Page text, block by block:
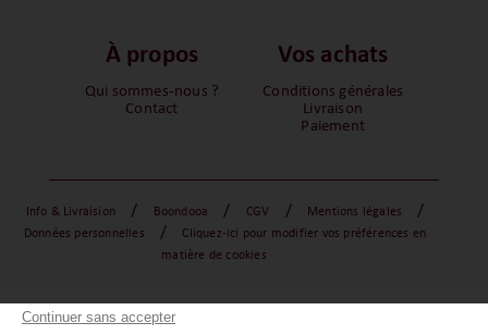
À propos
Qui sommes-nous ?
Contact
Vos achats
Conditions générales
Livraison
Paiement
Info & Livraision / Boondooa / CGV / Mentions légales /
Données personnelles /
Cliquez-ici pour modifier vos préférences en
matière de cookies
Continuer sans accepter